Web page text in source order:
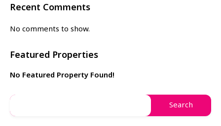
Recent Comments
No comments to show.
Featured Properties
No Featured Property Found!